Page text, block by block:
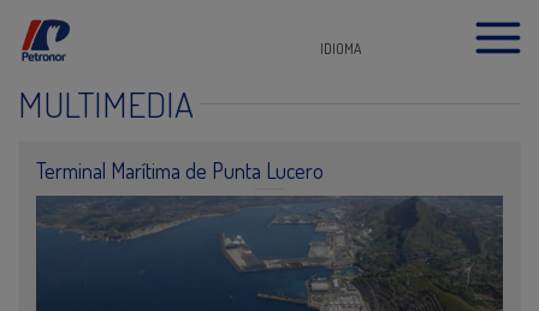
IDIOMA
MULTIMEDIA
Terminal Marítima de Punta Lucero